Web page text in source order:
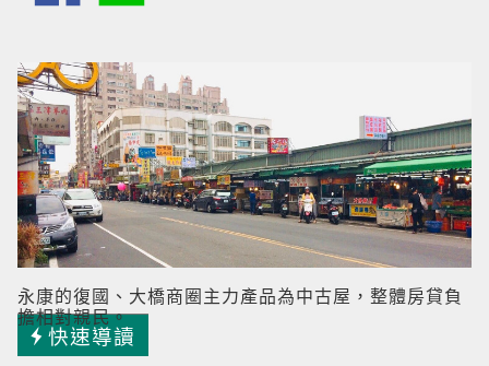
永康的復國、大橋商圈主力產品為中古屋，整體房貸負
擔相對親民。
快速導讀